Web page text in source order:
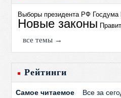
Выборы президента РФ
Новые законы
все темы →
Рейтинги
Самое читаемое Все за